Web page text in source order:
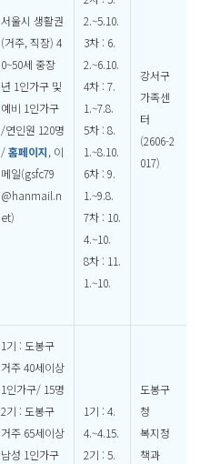
서울시 생활권
(거주, 직장) 4
0~50세 중장
년 1인가구 및
예비 1인가구
/연인원 120명
/홈페이지, 이
메일(gsfc79
@hanmail.n
et)
2.~5.10.
3차 : 6.
2.~6.10.
4차 : 7.
1.~7.8.
5차 : 8.
1.~8.10.
6차 : 9.
1.~9.8.
7차 : 10.
4.~10.
8차 : 11.
1.~10.
강서구
가족센
터
(2606-2
017)
1기 : 도봉구
거주 40세이상
1인가구/ 15명
2기 : 도봉구
거주 65세이상
남성 1인가구
1기 : 4.
4.~4.15.
2기 : 5.
도봉구
청
복지정
책과